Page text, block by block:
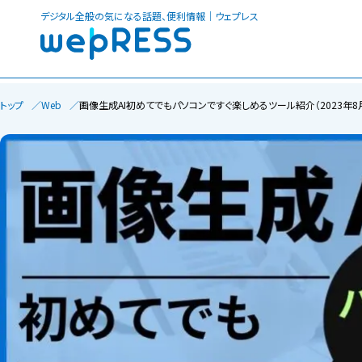
デジタル全般の気になる話題、便利情報｜ウェプレス
トップ Web 画像生成AI初めてでもパソコンですぐ楽しめるツール紹介（2023年8